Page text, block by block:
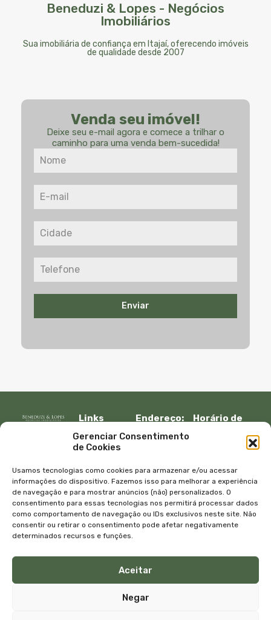
Gerenciar Consentimento
de Cookies
Usamos tecnologias como cookies para armazenar e/ou acessar
informações do dispositivo. Fazemos isso para melhorar a experiência
de navegação e para mostrar anúncios (não) personalizados. O
consentimento para essas tecnologias nos permitirá processar dados
como comportamento de navegação ou IDs exclusivos neste site. Não
consentir ou retirar o consentimento pode afetar negativamente
determinados recursos e funções.
Aceitar
Negar
Beneduzi & Lopes - Negócios
Imobiliários
Sua imobiliária de confiança em Itajaí, oferecendo imóveis
de qualidade desde 2007
Venda seu imóvel!
Deixe seu e-mail agora e comece a trilhar o
caminho para uma venda bem-sucedida!
Enviar
Links
Início
Empresa
Equipe
Blog
Contato
Política de
privacidade
Endereço:
Muller, 917 –
CEP 88301-
401
Telefone:
+55 47
3045-4070
99615-9333
Horário de
13:30 – 18:00
Sábado e
domingo
com
agendamento